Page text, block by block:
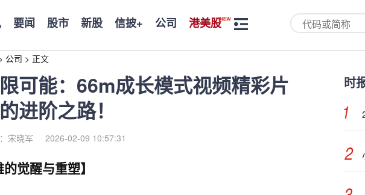
要闻 股市 新股 信披+ 公司 港美股
公司 > 正文
可能：66m成长模式视频精彩片
进阶之路！
宋晓军 2026-02-09 10:57:31
觉醒与重塑】
时